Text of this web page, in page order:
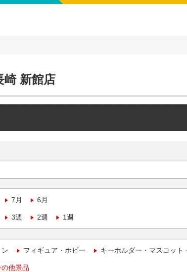
新館店
7月 6月
3週 2週 1週
フィギュア・ホビー キーホルダー・マスコット
の他景品